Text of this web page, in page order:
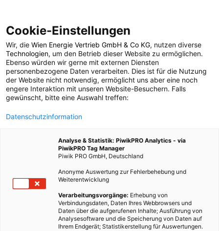
POSTS BY TAG
Terrarium
1 BEITRAG
Cookie-Einstellungen
Wir, die Wien Energie Vertrieb GmbH & Co KG, nutzen diverse
Technologien, um den Betrieb dieser Website zu ermöglichen.
Ebenso würden wir gerne mit externen Diensten
personenbezogene Daten verarbeiten. Dies ist für die Nutzung
der Website nicht notwendig, ermöglicht uns aber eine noch
engere Interaktion mit unseren Website-Besuchern. Falls
gewünscht, bitte eine Auswahl treffen:
Datenschutzinformation
Analyse & Statistik: PiwikPRO Analytics - via
PiwikPRO Tag Manager
Piwik PRO GmbH, Deutschland
Anonyme Auswertung zur Fehlerbehebung und
Weiterentwicklung
Verarbeitungsvorgänge: Erhebung von
Verbindungsdaten, Daten Ihres Webbrowsers und
Daten über die aufgerufenen Inhalte; Ausführung von
Analysesoftware und die Speicherung von Daten auf
Ihrem Endgerät; Statistikerstellung für Auswertungen.